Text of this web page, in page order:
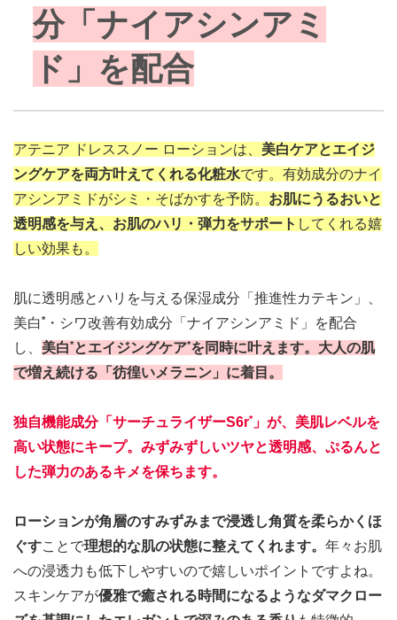
分「ナイアシンアミ
ド」を配合
アテニア ドレススノー ローションは、 美白ケアとエイジ
ングケアを両方叶えてくれる化粧水です。有効成分のナイ
アシンアミドがシミ・そばかすを予防。 お肌にうるおいと
透明感を与え、お肌のハリ・弾力をサポート してくれる嬉
しい効果も。
肌に透明感とハリを与える保湿成分「推進性カテキン」、
美白* ・シワ改善有効成分「ナイアシンアミド」を配合
し、 美白*とエイジングケア*を同時に叶えます。大人の肌
で増え続ける「彷徨いメラニン」に着目。
独自機能成分「サーチュライザーS6r*」が、美肌レベルを
高い状態にキープ。 みずみずしいツヤと透明感、ぷるんと
した弾力のあるキメを保ちます。
ローションが角層のすみずみまで浸透し角質を柔らかくほ
ぐすことで理想的な肌の状態に整えてくれます。 年々お肌
への浸透力も低下しやすいので嬉しいポイントですよね。
スキンケアが優雅で癒される時間になるようなダマクロー